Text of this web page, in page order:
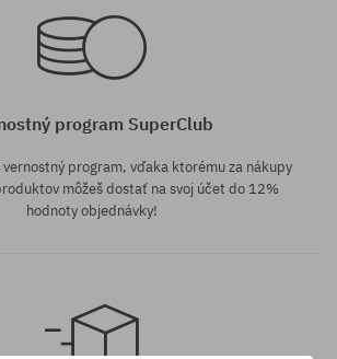
univerzálna veľkosť
program SuperClub
program, vďaka ktorému za nákupy
môžeš dostať na svoj účet do 12%
hodnoty objednávky!